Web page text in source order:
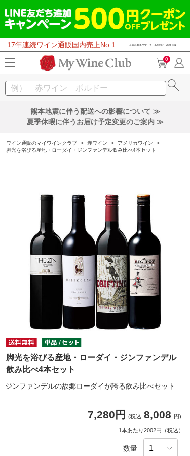
17年連続ワイン通販国内売上No.1
0
熊本地震に伴う配送への影響について ≫
夏季休暇に伴うお届け予定変更のご案内 ≫
ワイン通販のマイワインクラブ > 赤ワイン > アメリカワイン
>
脚光を浴びる産地・ローダイ・ジンファンデル飲み比べ4本セット
脚光を浴びる産地・ローダイ・ジンファンデル
飲み比べ4本セット
ジンファンデルの故郷ローダイが誇る飲み比べセット
7,280円 (税込 8,008 円)
1本あたり2002円（税込）
数量